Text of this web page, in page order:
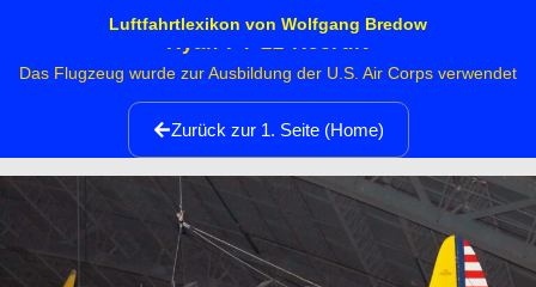
Luftfahrtlexikon von Wolfgang Bredow
Ryan PT-22 Recruit
Das Flugzeug wurde zur Ausbildung der U.S. Air Corps verwendet
Zurück zur 1. Seite (Home)